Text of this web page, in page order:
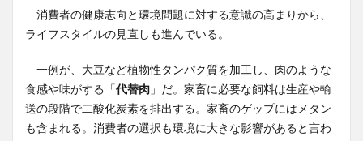
消費者の健康志向と環境問題に対する意識の高まりから、
ライフスタイルの見直しも進んでいる。
一例が、大豆など植物性タンパク質を加工し、肉のような
食感や味がする「代替肉 」だ。家畜に必要な飼料は生産や輸
送の段階で二酸化炭素を排出する。家畜のゲップにはメタン
も含まれる。消費者の選択も環境に大きな影響があると言わ